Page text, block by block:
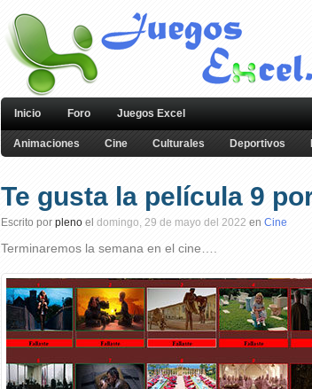
Inicio Foro Juegos Excel
Animaciones Cine Culturales Deportivos
Te gusta la película 9
Escrito por pleno el domingo, 29 de mayo del 2022 en Cine
Terminaremos la semana en el cine….